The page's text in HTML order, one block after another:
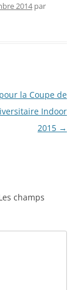
2014 par
la Coupe de
Indoor
2015 →
champs